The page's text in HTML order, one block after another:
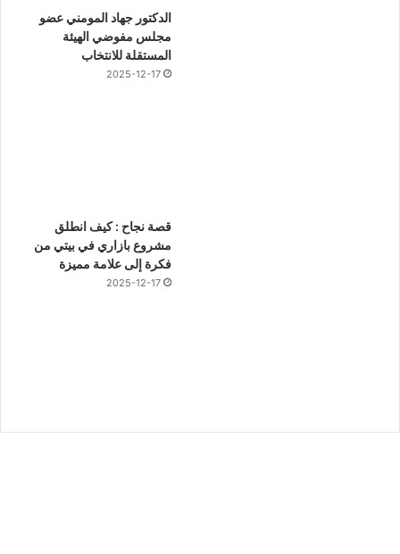
الدكتور جهاد المومني عضو
مجلس مفوضي الهيئة
المستقلة للانتخاب
2025-12-17
قصة نجاح : كيف انطلق
مشروع بازاري في بيتي من
فكرة إلى علامة مميزة
2025-12-17